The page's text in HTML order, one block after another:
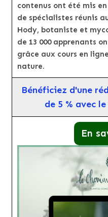
contenus ont été mis
de spécialistes réunis
Hody, botaniste et
de 13 000 apprenants
grâce aux cours en
nature.
Bénéficiez d'une
de 5 % avec
En